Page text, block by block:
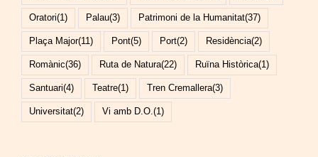
Oratori(1) Palau(3) Patrimoni de la Humanitat(37)
Plaça Major(11) Pont(5) Port(2) Residència(2)
Romànic(36) Ruta de Natura(22) Ruïna Històrica(1)
Santuari(4) Teatre(1) Tren Cremallera(3)
Universitat(2) Vi amb D.O. (1)